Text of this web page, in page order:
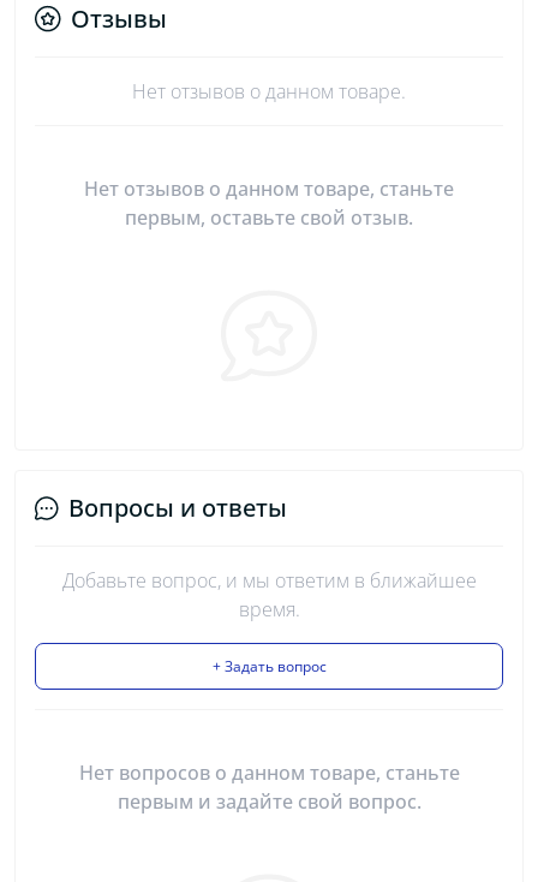
Отзывы
Нет отзывов о данном товаре.
Нет отзывов о данном товаре, станьте
первым, оставьте свой отзыв.
Вопросы и ответы
Добавьте вопрос, и мы ответим в ближайшее
время.
+ Задать вопрос
Нет вопросов о данном товаре, станьте
первым и задайте свой вопрос.